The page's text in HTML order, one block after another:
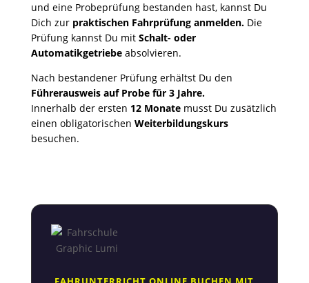
und eine Probeprüfung bestanden hast, kannst Du
Dich zur praktischen Fahrprüfung anmelden.Die
Prüfung kannst Du mit Schalt- oder
Automatikgetriebeabsolvieren.
Nach bestandener Prüfung erhältst Du den
Führerausweis auf Probe für 3 Jahre.
Innerhalb der ersten 12 Monatemusst Du zusätzlich
einen obligatorischen Weiterbildungskurs
besuchen.